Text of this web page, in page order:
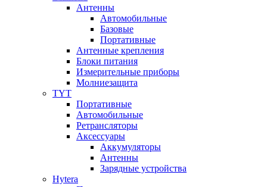
Антенны
Автомобильные
Базовые
Портативные
Антенные крепления
Блоки питания
Измерительные приборы
Молниезащита
TYT
Портативные
Автомобильные
Ретрансляторы
Аксессуары
Аккумуляторы
Антенны
Зарядные устройства
Hytera